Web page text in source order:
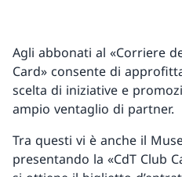
Agli abbonati al «Corriere
Card» consente di
scelta di iniziative e
ampio ventaglio di partner.
Tra questi vi è anche il
presentando la «CdT Club